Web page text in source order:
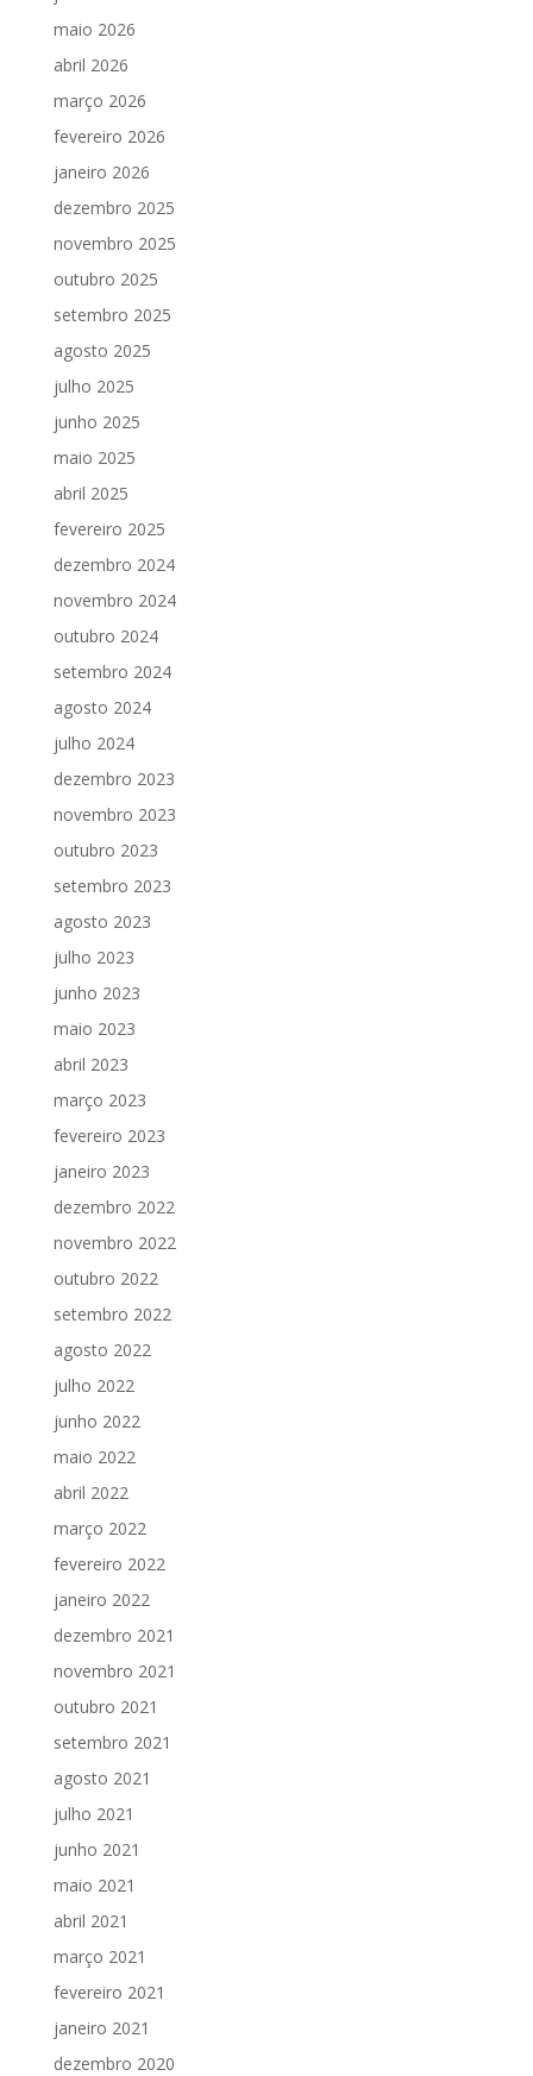
maio 2026
abril 2026
março 2026
fevereiro 2026
janeiro 2026
dezembro 2025
novembro 2025
outubro 2025
setembro 2025
agosto 2025
julho 2025
junho 2025
maio 2025
abril 2025
fevereiro 2025
dezembro 2024
novembro 2024
outubro 2024
setembro 2024
agosto 2024
julho 2024
dezembro 2023
novembro 2023
outubro 2023
setembro 2023
agosto 2023
julho 2023
junho 2023
maio 2023
abril 2023
março 2023
fevereiro 2023
janeiro 2023
dezembro 2022
novembro 2022
outubro 2022
setembro 2022
agosto 2022
julho 2022
junho 2022
maio 2022
abril 2022
março 2022
fevereiro 2022
janeiro 2022
dezembro 2021
novembro 2021
outubro 2021
setembro 2021
agosto 2021
julho 2021
junho 2021
maio 2021
abril 2021
março 2021
fevereiro 2021
janeiro 2021
dezembro 2020